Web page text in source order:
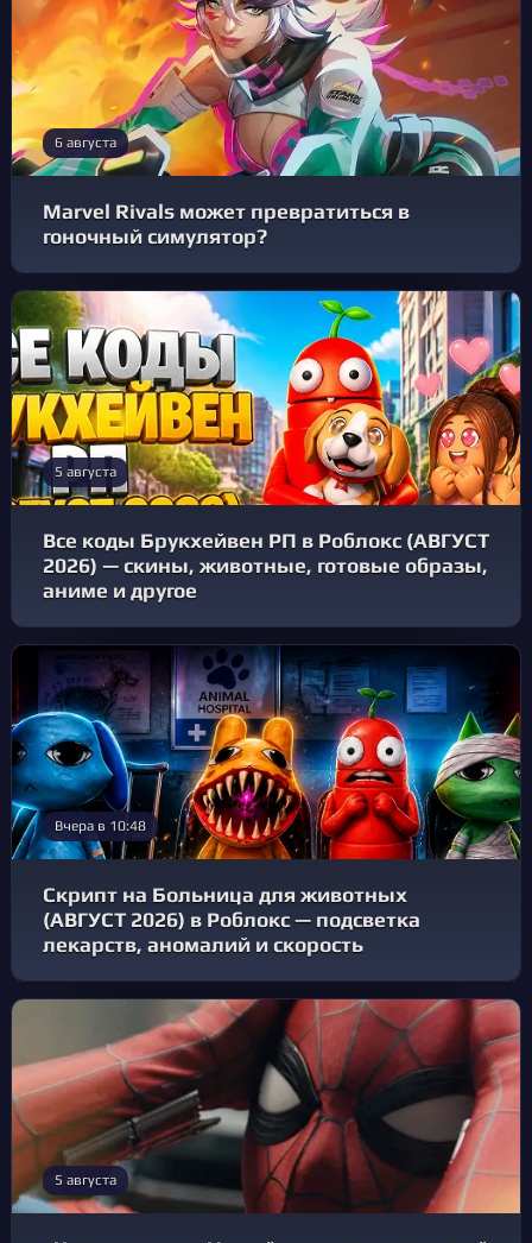
6 августа
Marvel Rivals может превратиться в
гоночный симулятор?
5 августа
Все коды Брукхейвен РП в Роблокс (АВГУСТ
2026) — скины, животные, готовые образы,
аниме и другое
Вчера в 10:48
Скрипт на Больница для животных
(АВГУСТ 2026) в Роблокс — подсветка
лекарств, аномалий и скорость
5 августа